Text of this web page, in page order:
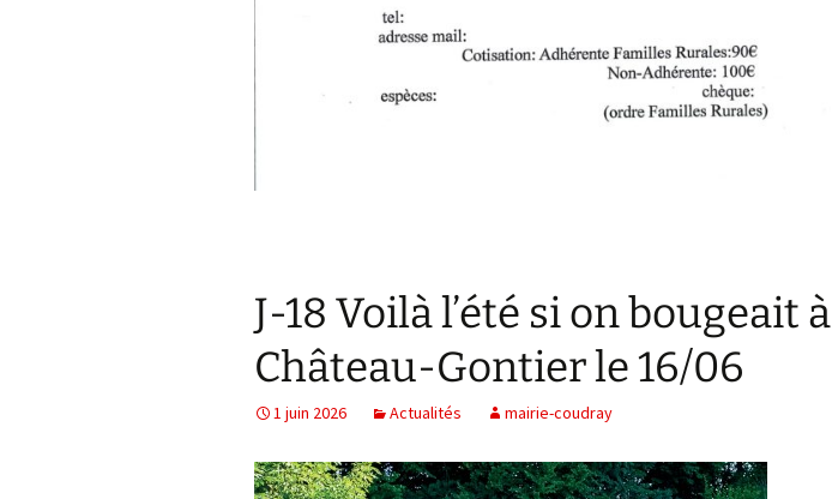
J-18 Voilà l’été si on bougeait à
Château-Gontier le 16/06
1 juin 2026 Actualités mairie-coudray